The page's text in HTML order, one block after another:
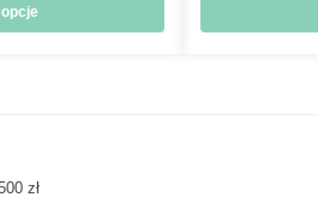
714 zł
zł